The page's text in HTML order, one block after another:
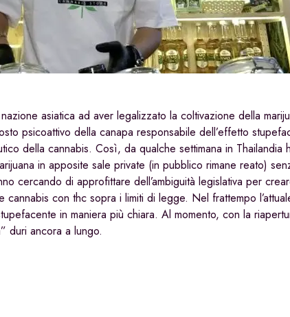
asiatica ad aver legalizzato la coltivazione della
psicoattivo della canapa responsabile dell’effetto
della cannabis. Così, da qualche settimana in
in apposite sale private (in pubblico rimane reato)
cercando di approfittare dell’ambiguità legislativa per
cannabis con thc sopra i limiti di legge. Nel frattempo
in maniera più chiara. Al momento, con la
duri ancora a lungo.